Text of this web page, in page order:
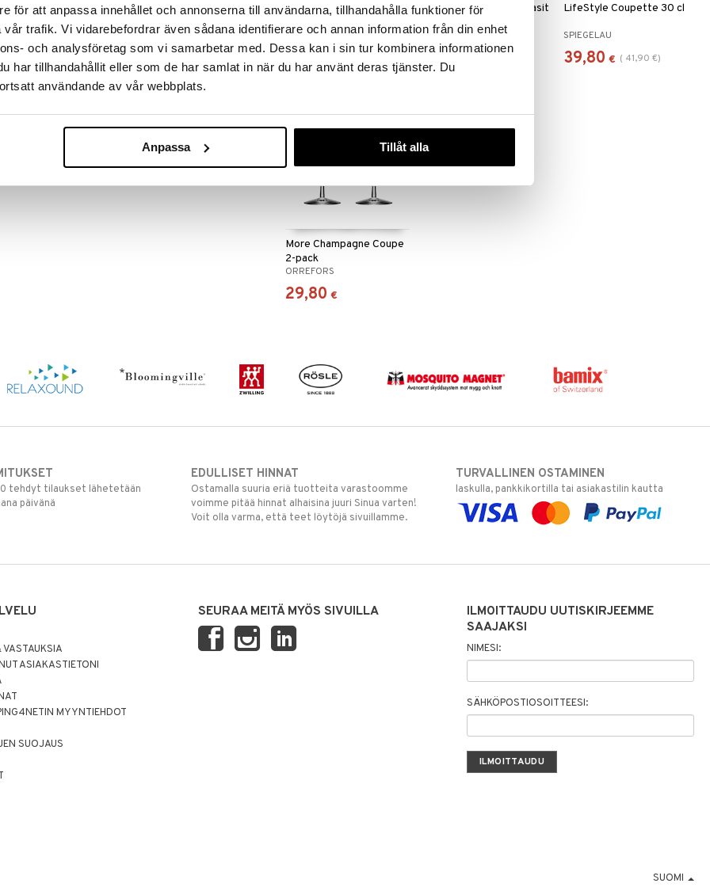
för att anpassa innehållet och annonserna till användarna, tillhandahålla funktioner för
trafik. Vi vidarebefordrar även sådana identifierare och annan information från din enhet
och analysföretag som vi samarbetar med. Dessa kan i sin tur kombinera informationen
har tillhandahållit eller som de har samlat in när du har använt deras tjänster. Du
användande av vår webbplats.
Anpassa Tillåt alla
samppanjamaljana, drinkkilasina että on myös
Anna mielikuvituksen lentää!
Carat Samppanja 24cl 2-
ORREFORS
41,99
LB Atelier samppanjalasit
Prosecco 2-pack
LUIGI BORMIOLI
28,93
LifeStyle Coupette 30 cl
SPIEGELAU
39,80 € ( 41,90 €)
More Champagne Coupe
2-pack
ORREFORS
29,80 €
tehdyt tilaukset lähetetään
päivänä
EDULLISET HINNAT
Ostamalla suuria eriä tuotteita varastoomme
voimme pitää hinnat alhaisina juuri Sinua varten!
Voit olla varma, että teet löytöjä sivuillamme.
TURVALLINEN OSTAMINEN
laskulla, pankkikortilla tai asiakastilin kautta
ASIAKASTIETONI
MYYNTIEHDOT
SUOJAUS
SEURAA MEITÄ MYÖS SIVUILLA
ILMOITTAUDU UUTISKIRJEEMME
SAAJAKSI
NIMESI:
SÄHKÖPOSTIOSOITTEESI:
SUOMI